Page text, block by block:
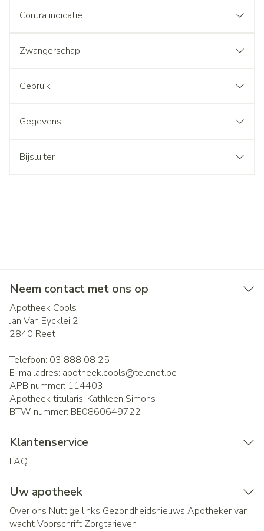
Contra indicatie
Zwangerschap
Gebruik
Gegevens
Bijsluiter
Neem contact met ons op
Apotheek Cools
Jan Van Eycklei 2
2840 Reet
Telefoon: 03 888 08 25
E-mailadres: apotheek.cools@telenet.be
APB nummer: 114403
Apotheek titularis: Kathleen Simons
BTW nummer: BE0860649722
Klantenservice
FAQ
Uw apotheek
Over ons Nuttige links Gezondheidsnieuws Apotheker van
wachtVoorschrift Zorgtarieven